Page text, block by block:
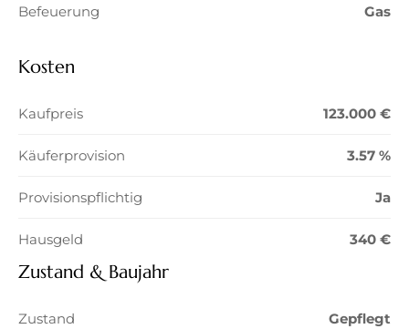
Befeuerung Gas
Kosten
Kaufpreis 123.000 €
Käuferprovision 3.57 %
Provisionspflichtig Ja
Hausgeld 340 €
Zustand & Baujahr
Zustand Gepflegt